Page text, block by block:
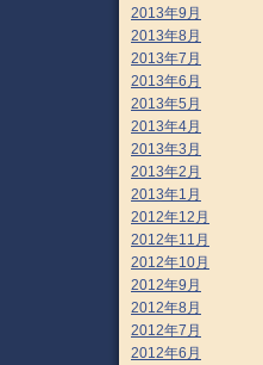
2013年9月
2013年8月
2013年7月
2013年6月
2013年5月
2013年4月
2013年3月
2013年2月
2013年1月
2012年12月
2012年11月
2012年10月
2012年9月
2012年8月
2012年7月
2012年6月